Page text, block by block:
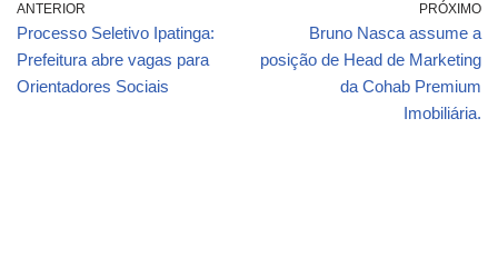
ANTERIOR
Processo Seletivo Ipatinga:
Prefeitura abre vagas para
Orientadores Sociais
PRÓXIMO
Bruno Nasca assume a
posição de Head de Marketing
da Cohab Premium
Imobiliária.